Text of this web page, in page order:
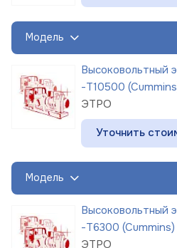
Модель
Высоковольтный
-Т10500
ЭТРО
Уточнить
Модель
Высоковольтный
-Т6300 (Cummins)
ЭТРО